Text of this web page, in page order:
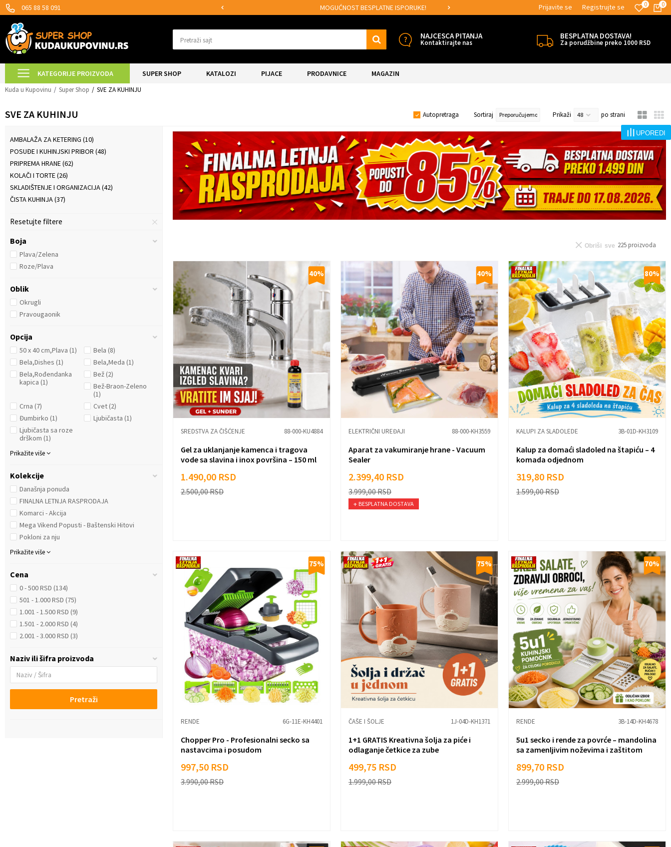
065 88 58 091 MOGUĆNOST BESPLATNE ISPORUKE! MOGUĆNOST ISPORUKE ZA 24H! 0
0
Prijavite se Registrujte se
Pretraži sajt NAJCESCA PITANJA
Kontaktirajte nas
BESPLATNA DOSTAVA!
Za porudžbine preko 1000 RSD
KATEGORIJE PROIZVODA SUPER SHOP KATALOZI PIJACE PRODAVNICE MAGAZIN
UPOREDI
Kuda u Kupovinu Super Shop SVE ZA KUHINJU
SVE ZA KUHINJU Autopretraga Sortiraj Prikaži po strani
AMBALAŽA ZA KETERING (10)
POSUĐE I KUHINJSKI PRIBOR (48)
PRIPREMA HRANE(62)
KOLAČI I TORTE(26)
SKLADIŠTENJE I ORGANIZACIJA(42)
ČISTA KUHINJA(37)
Resetujte filtere
Boja
Plava/Zelena
Roze/Plava
Oblik
Okrugli
Pravougaonik
Opcija
50 x 40 cm,Plava (1) Bela (8)
Bela,Dishes (1) Bela,Meda (1)
Bela,Rođendanka
kapica (1)
Bež (2)
Bež-Braon-Zeleno
(1)
Crna (7) Cvet (2)
Đumbirko (1) Ljubičasta (1)
Ljubičasta sa roze
drškom (1)
Prikažite više
Kolekcije
Današnja ponuda
FINALNA LETNJA RASPRODAJA
Komarci - Akcija
Mega Vikend Popusti - Baštenski Hitovi
Pokloni za nju
Prikažite više
Cena
0 - 500 RSD (134)
501 - 1.000 RSD (75)
1.001 - 1.500 RSD (9)
1.501 - 2.000 RSD (4)
2.001 - 3.000 RSD (3)
Naziv ili šifra proizvoda
Pretraži
225 proizvoda
Obriši sve
40%
SREDSTVA ZA ČIŠĆENJE 88-000-KU4884
Gel za uklanjanje kamenca i tragova
vode sa slavina i inox površina – 150 ml
1.490,00 RSD
2.500,00RSD
40%
ELEKTRIČNI UREĐAJI 88-000-KH3559
Aparat za vakumiranje hrane - Vacuum
Sealer
2.399,40 RSD
3.999,00RSD
BESPLATNA DOSTAVA
80%
KALUPI ZA SLADOLEDE 3B-01D-KH3109
Kalup za domaći sladoled na štapiću – 4
komada odjednom
319,80 RSD
1.599,00RSD
75%
RENDE 6G-11E-KH4401
Chopper Pro - Profesionalni secko sa
nastavcima i posudom
997,50 RSD
3.990,00RSD
75%
ČAŠE I ŠOLJE 1J-04D-KH1371
1+1 GRATIS Kreativna šolja za piće i
odlaganje četkice za zube
499,75 RSD
1.999,00RSD
70%
RENDE 3B-14D-KH4678
5u1 secko i rende za povrće – mandolina
sa zamenljivim noževima i zaštitom
899,70 RSD
2.999,00RSD